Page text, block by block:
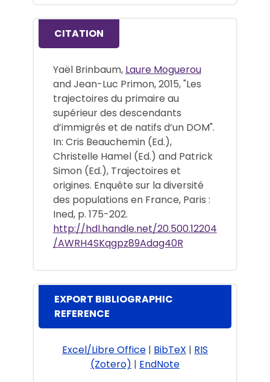
CITATION
Yaël Brinbaum, Laure Moguerou
and Jean-Luc Primon, 2015, "Les
trajectoires du primaire au
supérieur des descendants
d’immigrés et de natifs d’un DOM".
In: Cris Beauchemin (Ed.),
Christelle Hamel (Ed.) and Patrick
Simon (Ed.), Trajectoires et
origines. Enquête sur la diversité
des populations en France, Paris :
Ined, p. 175-202.
http://hdl.handle.net/20.500.12204
/AWRH4SKqgpz89Adag40R
EXPORT BIBLIOGRAPHIC
REFERENCE
Excel/Libre Office | BibTeX | RIS
(Zotero) | EndNote